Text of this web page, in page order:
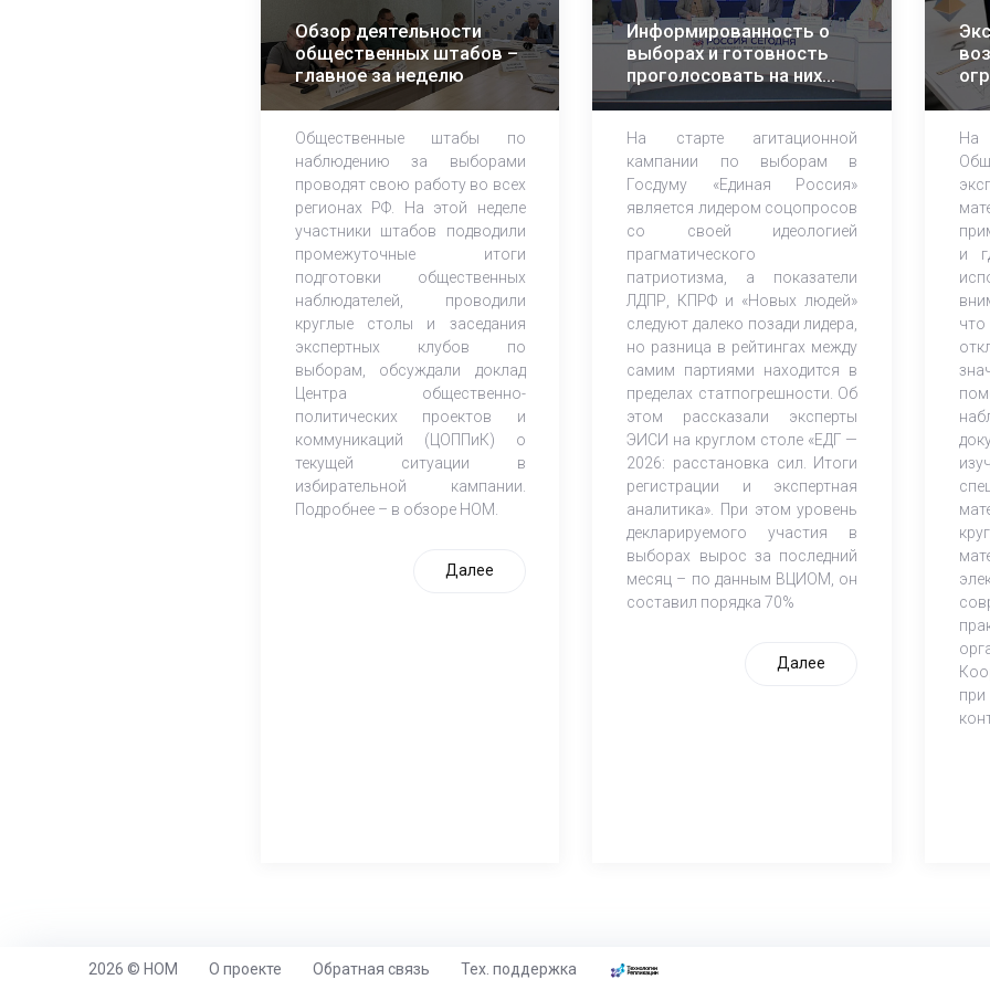
Обзор деятельности
общественных штабов –
главное за неделю
Общественные штабы по
наблюдению за выборами
проводят свою работу во всех
регионах РФ. На этой неделе
участники штабов подводили
промежуточные итоги
подготовки общественных
наблюдателей, проводили
круглые столы и заседания
экспертных клубов по
выборам, обсуждали доклад
Центра общественно-
политических проектов и
коммуникаций (ЦОППиК) о
текущей ситуации в
избирательной кампании.
Подробнее – в обзоре НОМ.
Далее
Информированность о
выборах и готовность
проголосовать на них
растет – эксперты ЭИСИ
На старте агитационной
кампании по выборам в
Госдуму «Единая Россия»
является лидером соцопросов
со своей идеологией
прагматического
патриотизма, а показатели
ЛДПР, КПРФ и «Новых людей»
следуют далеко позади лидера,
но разница в рейтингах между
самим партиями находится в
пределах статпогрешности. Об
этом рассказали эксперты
ЭИСИ на круглом столе «ЕДГ —
2026: расстановка сил. Итоги
регистрации и экспертная
аналитика». При этом уровень
декларируемого участия в
выборах вырос за последний
месяц – по данным ВЦИОМ, он
составил порядка 70%
Далее
и
https://www.high-endrolex.com/26
2026 © НОМ О проекте Обратная связь Тех. поддержка